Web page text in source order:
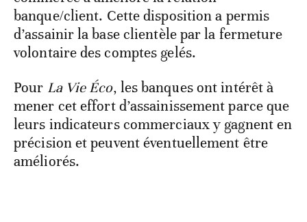
banque/client. Cette disposition a permis
d’assainir la base clientèle par la fermeture
volontaire des comptes gelés.
Pour La Vie Éco, les banques ont intérêt à
mener cet effort d’assainissement parce que
leurs indicateurs commerciaux y gagnent en
précision et peuvent éventuellement être
améliorés.